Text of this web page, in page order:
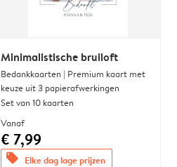
Minimalistische bruiloft
Bedankkaarten | Premium kaart met
keuze uit 3 papierafwerkingen
Set van 10 kaarten
Vanaf
€ 7,99
offers Elke dag lage prijzen